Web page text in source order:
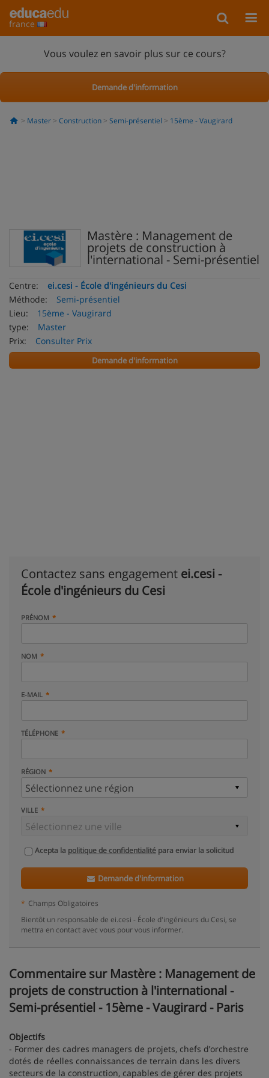
france
Vous voulez en savoir plus sur ce cours?
Demande d'information
Master Construction Semi-présentiel 15ème - Vaugirard
Mastère : Management de
projets de construction à
l'international - Semi-présentiel
Centre:
ei.cesi - École d'ingénieurs du Cesi
Méthode:
Semi-présentiel
Lieu:
15ème - Vaugirard
type:
Master
Prix:
Consulter Prix
Demande d'information
Contactez sans engagement ei.cesi -
École d'ingénieurs du Cesi
PRÉNOM
NOM
E-MAIL
TÉLÉPHONE
RÉGION
VILLE
Acepta la politique de confidentialité para enviar la solicitud
Demande d'information
* Champs Obligatoires
Bientôt un responsable de ei.cesi - École d'ingénieurs du Cesi, se
mettra en contact avec vous pour vous informer.
Commentaire sur Mastère : Management de
projets de construction à l'international -
Semi-présentiel - 15ème - Vaugirard - Paris
Objectifs
- Former des cadres managers de projets, chefs d’orchestre
dotés de réelles connaissances de terrain dans les divers
secteurs de la construction, capables de gérer des projets